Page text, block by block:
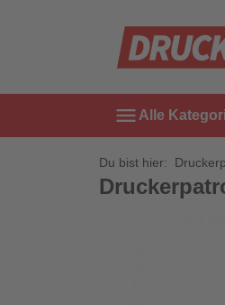
menu Alle
Du bist hier: